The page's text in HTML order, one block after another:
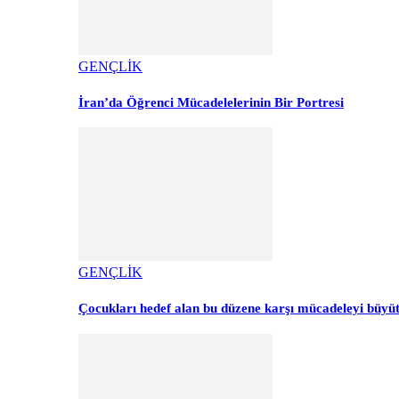
GENÇLİK
İran’da Öğrenci Mücadelelerinin Bir Portresi
GENÇLİK
Çocukları hedef alan bu düzene karşı mücadeleyi